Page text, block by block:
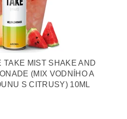
TAKE MIST SHAKE AND
(MIX VODNÍHO A
S CITRUSY) 10ML